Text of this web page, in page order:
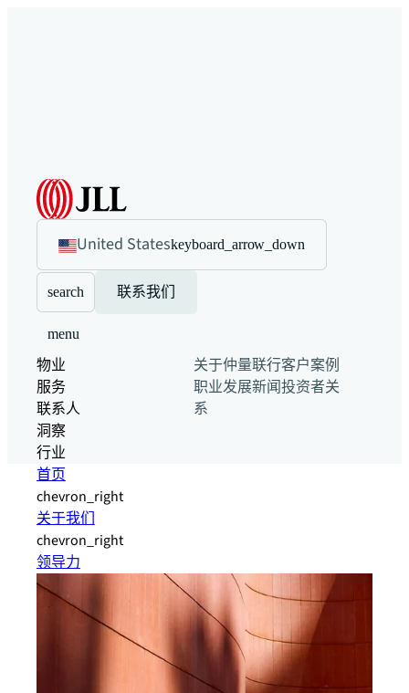
United Stateskeyboard_arrow_down
search 联系我们
menu
物业
服务
联系人
洞察
行业
关于仲量联行客户案例
职业发展新闻投资者关
系
首页
chevron_right
关于我们
chevron_right
领导力